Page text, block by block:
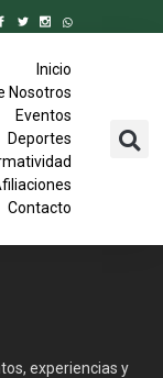
Inicio
Nosotros
Eventos
Deportes
Contacto
experiencias y